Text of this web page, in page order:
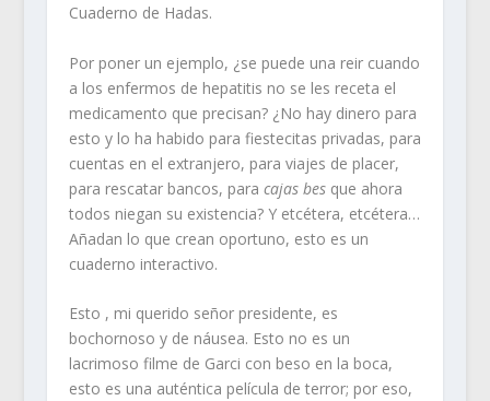
Cuaderno de Hadas.
Por poner un ejemplo, ¿se puede una reir cuando
a los enfermos de hepatitis no se les receta el
medicamento que precisan? ¿No hay dinero para
esto y lo ha habido para fiestecitas privadas, para
cuentas en el extranjero, para viajes de placer,
para rescatar bancos, para cajas besque ahora
todos niegan su existencia? Y etcétera, etcétera…
Añadan lo que crean oportuno, esto es un
cuaderno interactivo.
Esto , mi querido señor presidente, es
bochornoso y de náusea. Esto no es un
lacrimoso filme de Garci con beso en la boca,
esto es una auténtica película de terror; por eso,